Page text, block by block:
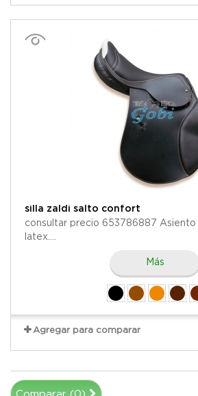
silla zaldi salto confort
consultar precio 653786887
latex....
Más
Agregar para comparar